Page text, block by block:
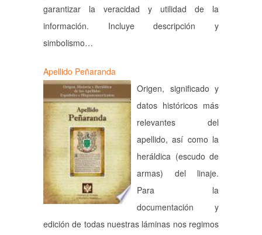
garantizar la veracidad y utilidad de la
información. Incluye descripción y
simbolismo…
Apellido Peñaranda
Origen, significado y
datos históricos más
relevantes del
apellido, así como la
heráldica (escudo de
armas) del linaje.
Para la
documentación y
edición de todas nuestras láminas nos regimos